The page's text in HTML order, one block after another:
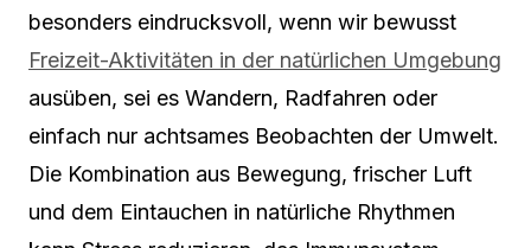
besonders eindrucksvoll, wenn wir bewusst
Freizeit-Aktivitäten in der natürlichen Umgebung
ausüben, sei es Wandern, Radfahren oder
einfach nur achtsames Beobachten der Umwelt.
Die Kombination aus Bewegung, frischer Luft
und dem Eintauchen in natürliche Rhythmen